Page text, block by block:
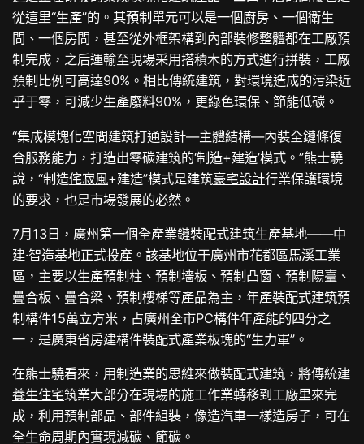
從這里“生產”的。其預制單元可以是一個廚房、一個衛生
間、一個房間，甚至從外框架構到內部裝修整體都在工廠預
制完成，之后運輸至現場采用搭積木的方式進行拼裝，工廠
預制比例可高達90%。相比傳統建筑，對環境造成的污染近
乎于零，可減少生產廢料90%，更綠色環保、節能低碳。
“集成模塊化空間建筑打通設計—主體結構—內裝全鏈條復
合服務能力，打造出零碳建筑的‘制造+建造’模式。”熊士驍
說，“制造侘寂風+建造”模式是建筑豪宅設計行業保護環境
的要求，也是市場發展的必然。
7月13日，廣州第一個全產業鏈裝配式建筑生產基地——中
建·智造基地正式投產。該基地位于廣州市花都區馬溪工業
區，主要以生產預制柱、預制墻板、預制凸窗、預制陽臺、
疊合板、疊合梁、預制樓梯等產品為主，年產裝配式建筑預
制構件15萬立方米，占廣州全市PC構件年產能的四分之
一，是廣東省房建構件裝配式產業板塊的“生力軍”。
在熊士驍看來，用制造業的思維來做裝配式建筑，將傳統建
養生住宅筑業大部分在現場的施工作業轉移到工廠里來完
成，利用預制部品、部件組裝，像造汽車一樣造房子，可在
全生命周期內實現減碳、節碳。